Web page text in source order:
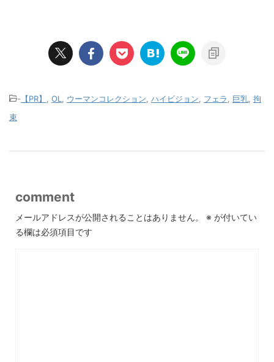
- 【PR】 OL ウーマンコレクション ハイビジョン フェラ 巨乳 拘
束
comment
メールアドレスが公開されることはありません。 ※ が付いてい
る欄は必須項目です